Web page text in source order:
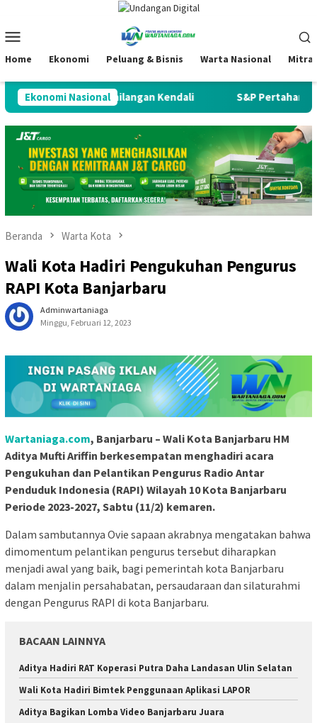
konten
Mobile
Home Ekonomi Peluang & Bisnis Warta Nasional Mitra
Ekonomi Nasional
Justru Kehilangan Kendali S&P Pertahankan
Beranda Warta Kota
Wali Kota Hadiri Pengukuhan Pengurus
RAPI Kota Banjarbaru
Adminwartaniaga
Minggu, Februari 12, 2023
Wartaniaga.com, Banjarbaru – Wali Kota Banjarbaru HM
Aditya Mufti Ariffin berkesempatan menghadiri acara
Pengukuhan dan Pelantikan Pengurus Radio Antar
Penduduk Indonesia (RAPI) Wilayah 10 Kota Banjarbaru
Periode 2023-2027, Sabtu (11/2) kemaren.
Dalam sambutannya Ovie sapaan akrabnya mengatakan bahwa
dimomentum pelantikan pengurus tersebut diharapkan
menjadi awal yang baik, bagi pemerintah kota Banjarbaru
dalam menjalin persahabatan, persaudaraan dan silaturahmi
dengan Pengurus RAPI di kota Banjarbaru.
BACAAN LAINNYA
Aditya Hadiri RAT Koperasi Putra Daha Landasan Ulin Selatan
Wali Kota Hadiri Bimtek Penggunaan Aplikasi LAPOR
Aditya Bagikan Lomba Video Banjarbaru Juara